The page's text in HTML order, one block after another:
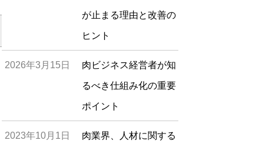
が止まる理由と改善の
ヒント
2026年3月15日 肉ビジネス経営者が知
るべき仕組み化の重要
ポイント
2023年10月1日 肉業界、人材に関する